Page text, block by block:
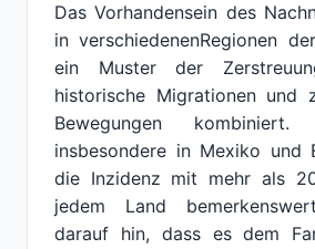
Das Vorhandensein des
in verschiedenenRegionen
ein Muster der
historische Migrationen und
Bewegungen
insbesondere in Mexiko und
die Inzidenz mit mehr als
jedem Land
darauf hin, dass es dem